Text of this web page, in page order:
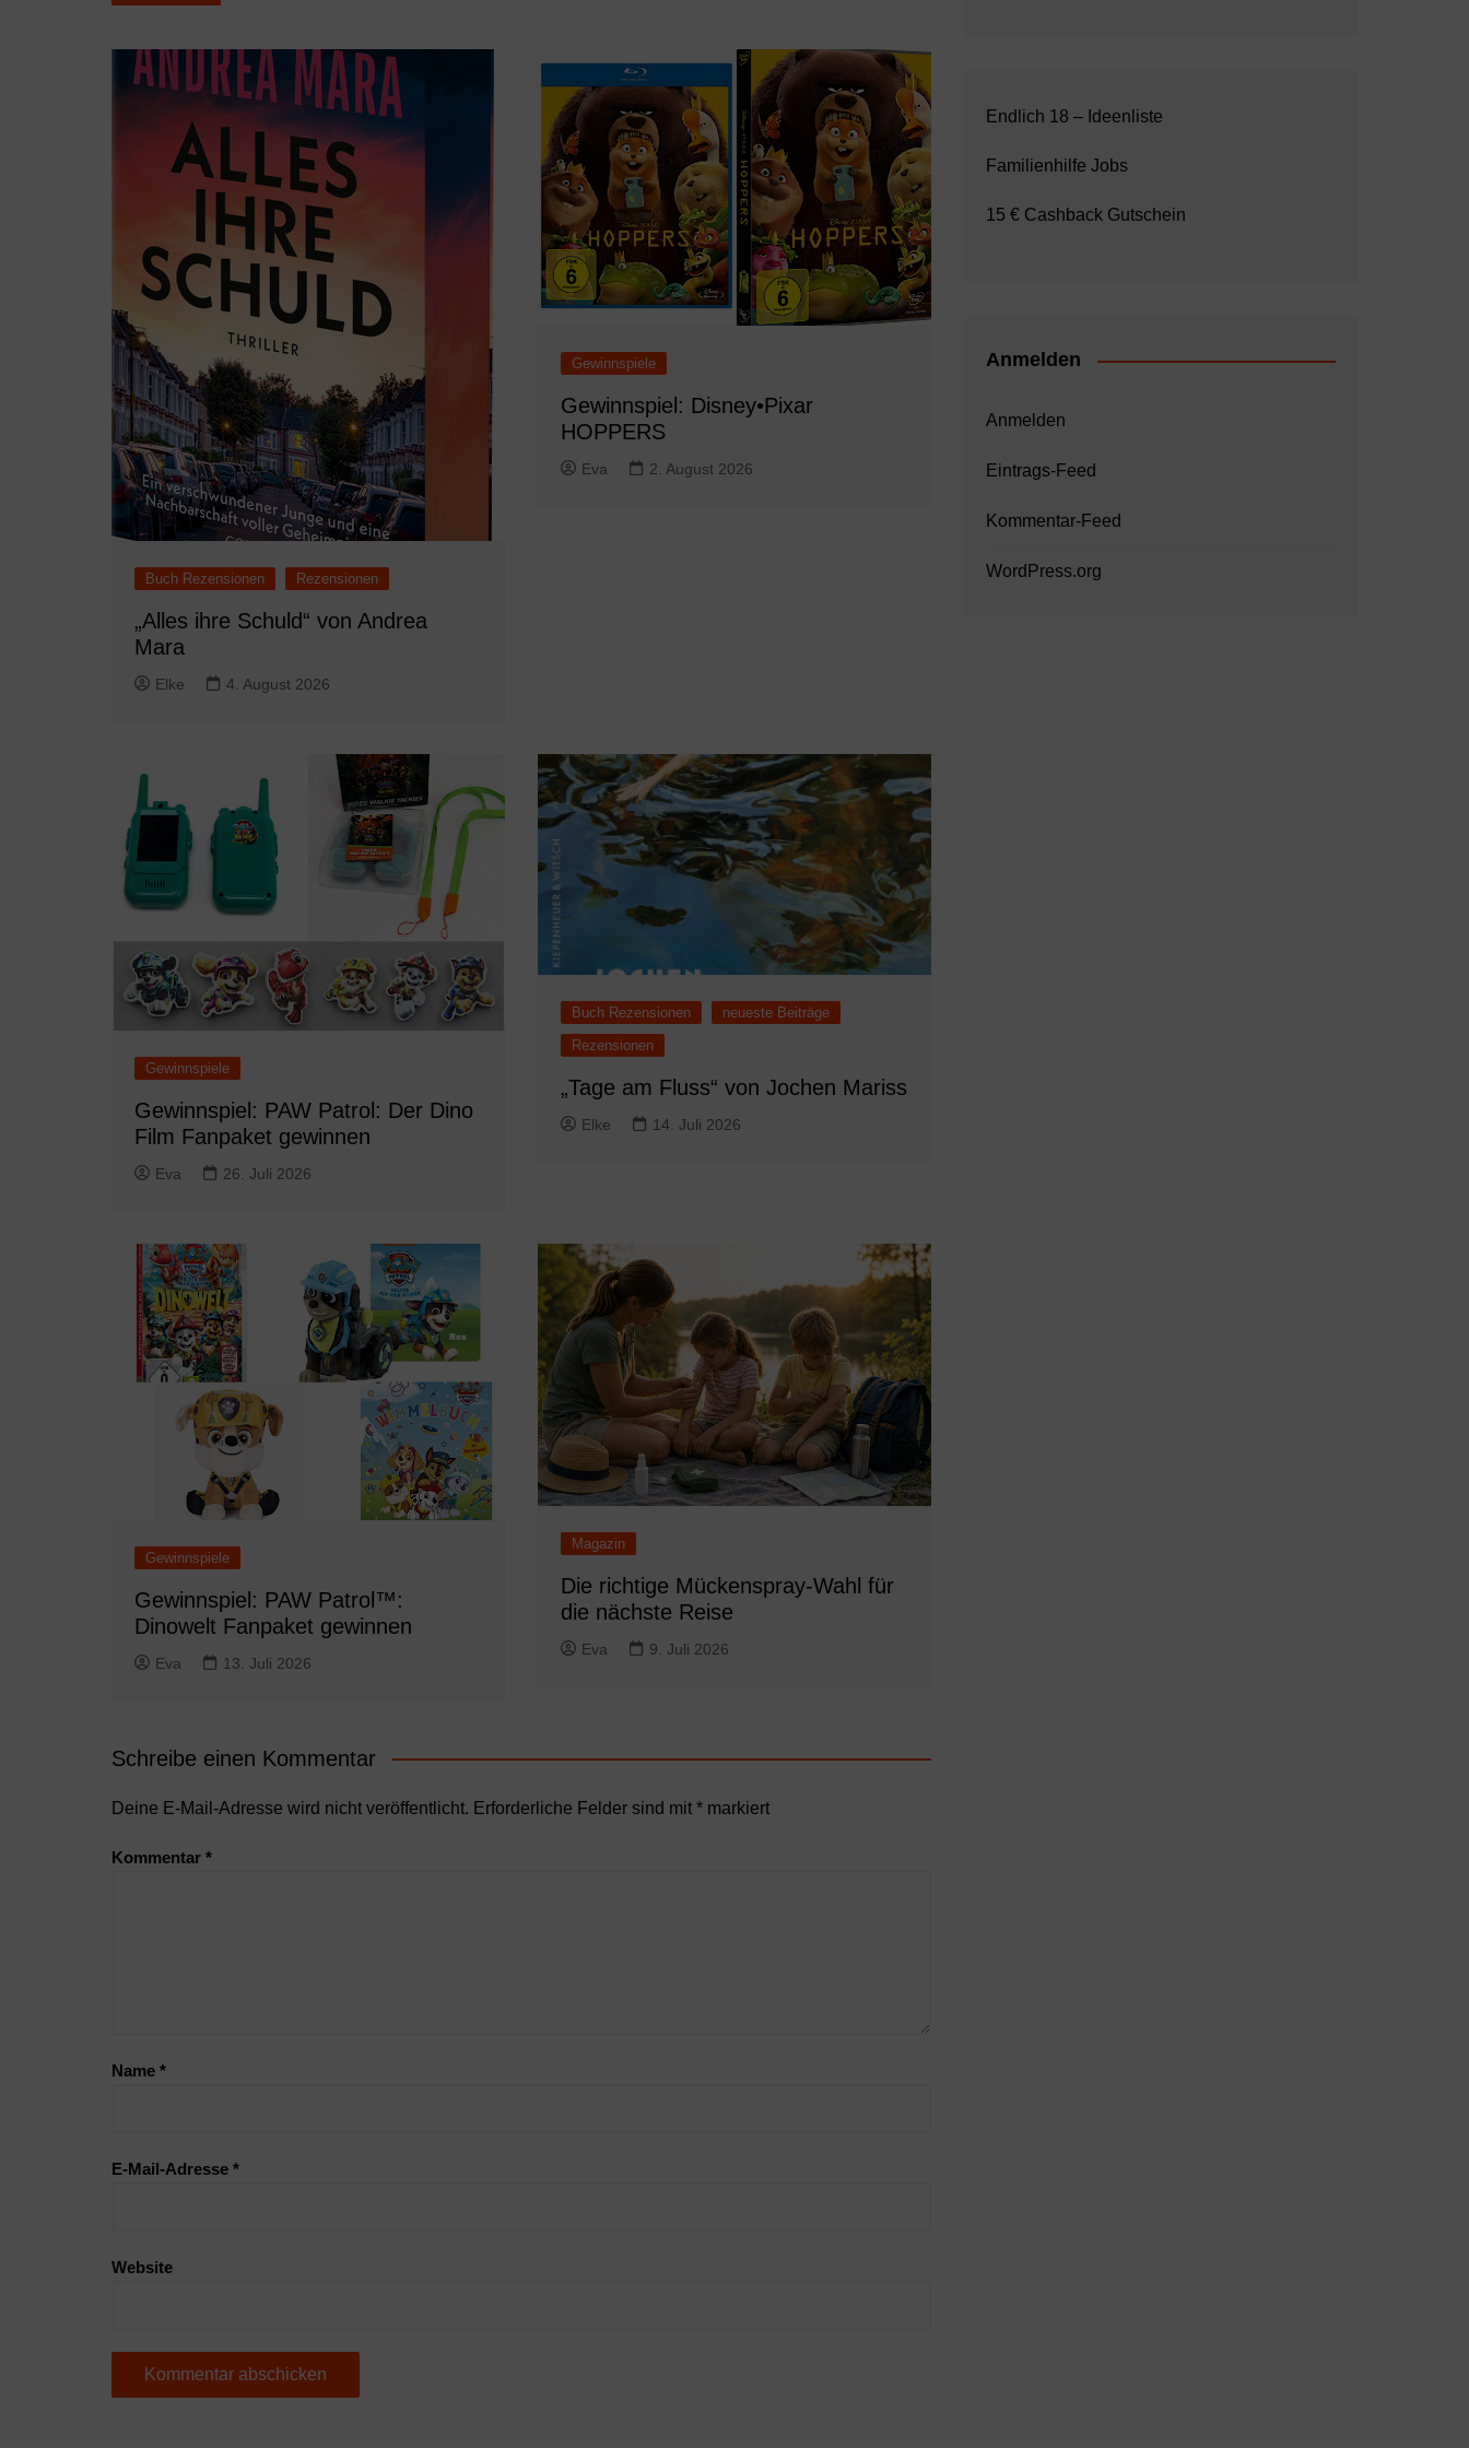
Buch Rezensionen Rezensionen
„Alles ihre Schuld“ von Andrea
Mara
Elke 4. August 2026
Gewinnspiele
Gewinnspiel: Disney•Pixar
HOPPERS
Eva 2. August 2026
Gewinnspiele
Gewinnspiel: PAW Patrol: Der Dino
Film Fanpaket gewinnen
Eva 26. Juli 2026
Buch Rezensionen
neueste Beiträge
Rezensionen
„Tage am Fluss“ von Jochen Mariss
Elke 14. Juli 2026
Gewinnspiele
Gewinnspiel: PAW Patrol™:
Dinowelt Fanpaket gewinnen
Eva 13. Juli 2026
Magazin
Die richtige Mückenspray-Wahl für
die nächste Reise
Eva 9. Juli 2026
Schreibe einen Kommentar
Deine E-Mail-Adresse wird nicht veröffentlicht. Erforderliche Felder sind mit * markiert
Kommentar *
Name *
E-Mail-Adresse *
Website
Endlich 18 – Ideenliste
Familienhilfe Jobs
15 € Cashback Gutschein
Anmelden
Anmelden
Eintrags-Feed
Kommentar-Feed
WordPress.org